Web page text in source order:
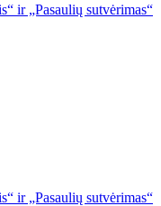
ir „Pasaulių sutvėrimas“
ir „Pasaulių sutvėrimas“